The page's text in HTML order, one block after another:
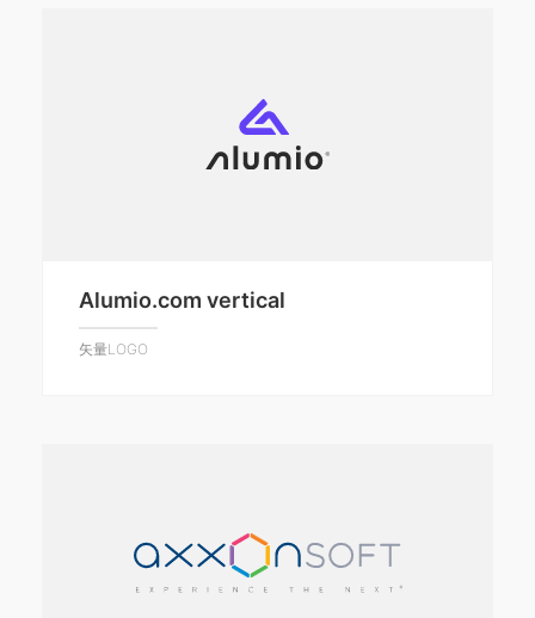
Alumio.com vertical
矢量LOGO